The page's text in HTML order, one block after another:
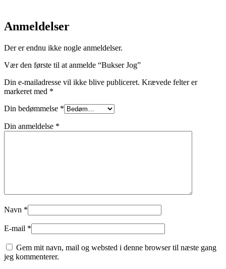
Anmeldelser
Der er endnu ikke nogle anmeldelser.
Vær den første til at anmelde “Bukser Jog”
Din e-mailadresse vil ikke blive publiceret. Krævede felter er
markeret med *
Din bedømmelse *
Din anmeldelse *
Navn *
E-mail *
Gem mit navn, mail og websted i denne browser til næste gang
jeg kommenterer.